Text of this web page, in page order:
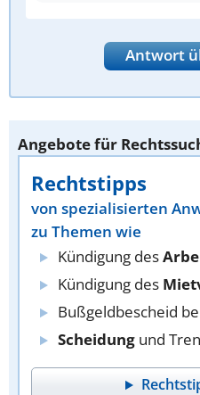
Antwort
Angebote für
Rechtstipps
von spezialisierten
zu Themen wie
Kündigung des
Kündigung des
Bußgeldbescheid
Scheidung und